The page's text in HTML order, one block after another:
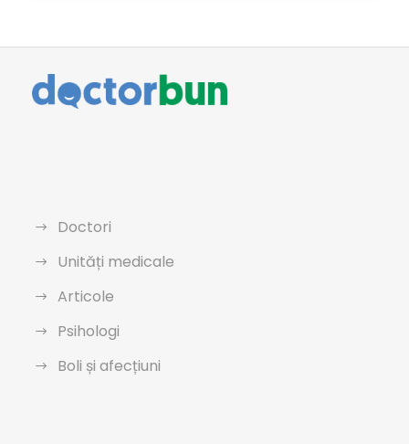
Doctori
Unități medicale
Articole
Psihologi
Boli și afecțiuni